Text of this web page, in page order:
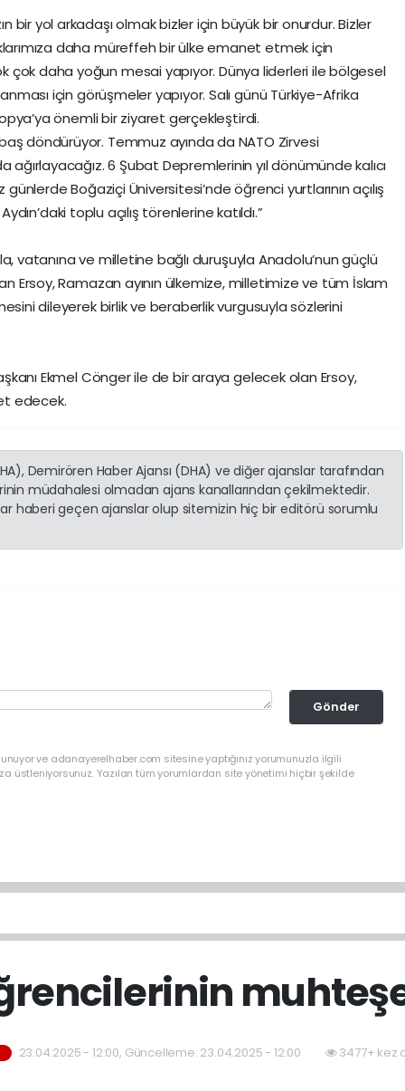
bir yol arkadaşı olmak bizler için büyük bir onurdur. Bizler
daha müreffeh bir ülke emanet etmek için
çok daha yoğun mesai yapıyor. Dünya liderleri ile bölgesel
için görüşmeler yapıyor. Salı günü Türkiye-Afrika
önemli bir ziyaret gerçekleştirdi.
döndürüyor. Temmuz ayında da NATO Zirvesi
6 Şubat Depremlerinin yıl dönümünde kalıcı
Boğaziçi Üniversitesi’nde öğrenci yurtlarının açılış
toplu açılış törenlerine katıldı.”
vatanına ve milletine bağlı duruşuyla Anadolu’nun güçlü
Ersoy, Ramazan ayının ülkemize, milletimize ve tüm İslam
dileyerek birlik ve beraberlik vurgusuyla sözlerini
Ekmel Cönger ile de bir araya gelecek olan Ersoy,
edecek.
Demirören Haber Ajansı (DHA) ve diğer ajanslar tarafından
müdahalesi olmadan ajans kanallarından çekilmektedir.
haberi geçen ajanslar olup sitemizin hiç bir editörü sorumlu
Gönder
ve adanayerelhaber.com sitesine yaptığınız yorumunuzla ilgili
üstleniyorsunuz. Yazılan tüm yorumlardan site yönetimi hiçbir şekilde
23.04.2025 - 12:00, Güncelleme: 23.04.2025 - 12:00 3477+ kez